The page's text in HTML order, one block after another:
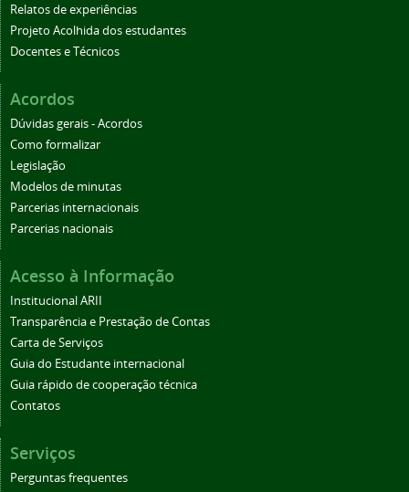
Relatos de experiências
Projeto Acolhida dos estudantes
Docentes e Técnicos
Acordos
Dúvidas gerais - Acordos
Como formalizar
Legislação
Modelos de minutas
Parcerias internacionais
Parcerias nacionais
Acesso à Informação
Institucional ARII
Transparência e Prestação de Contas
Carta de Serviços
Guia do Estudante internacional
Guia rápido de cooperação técnica
Contatos
Serviços
Perguntas frequentes